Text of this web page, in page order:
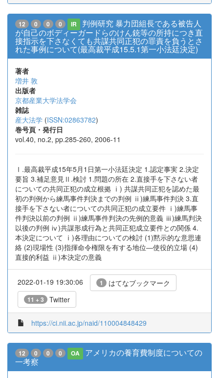
12 0 0 0 IR
判例研究 暴力団組長である被告人
が自己のボディーガードらのけん銃等の所持につき直
接指示を下さなくても共謀共同正犯の罪責を負うとさ
れた事例について(最高裁平成15.5.1第一小法廷決定)
著者
増井 敦
出版者
京都産業大学法学会
雑誌
産大法学 (ISSN:02863782)
巻号頁・発行日
vol.40, no.2, pp.285-260, 2006-11
Ⅰ.最高裁平成15年5月1日第一小法廷決定 1.認定事実 2.決定
要旨 3.補足意見Ⅱ.検討 1.問題の所在 2.直接手を下さない者
についての共同正犯の成立根拠 ⅰ) 共謀共同正犯を認めた最
初の判例から練馬事件判決までの判例 ⅱ)練馬事件判決 3.直
接手を下さない者についての共同正犯の成立要件 ⅰ)練馬事
件判決以前の判例 ⅱ)練馬事件判決の先例的意義 ⅲ)練馬判決
以後の判例 ⅳ)共謀形成行為と共同正犯成立要件との関係 4.
本決定について ⅰ)各理由についての検討 (1)黙示的な意思連
絡 (2)現場性 (3)指揮命令権限を有する地位―使役的立場 (4)
直接的利益 ⅱ)本決定の意義
2022-01-19 19:30:06 1 はてなブックマーク
11 + 3 Twitter
https://ci.nii.ac.jp/naid/110004848429
12 0 0 0 OA
アメリカの養育費制度についての
一考察